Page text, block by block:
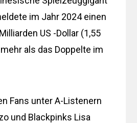
im Jahr 2024 einen
US -Dollar (1,55
als das Doppelte im
Fans unter A-Listenern
und Blackpinks Lisa